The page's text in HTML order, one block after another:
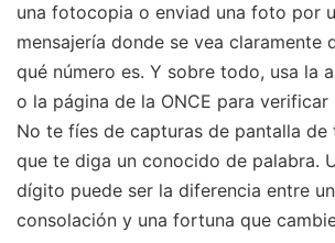
una fotocopia o enviad una foto por
mensajería donde se vea claramente
qué número es. Y sobre todo, usa la
o la página de la ONCE para verificar
No te fíes de capturas de pantalla
que te diga un conocido de palabra.
dígito puede ser la diferencia entre
consolación y una fortuna que